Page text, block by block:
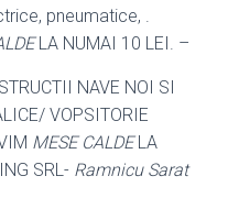
pneumatice, .
LA NUMAI 10 LEI. –
NAVE NOI SI
VOPSITORIE
MESE CALDELA
SRL- Ramnicu Sarat